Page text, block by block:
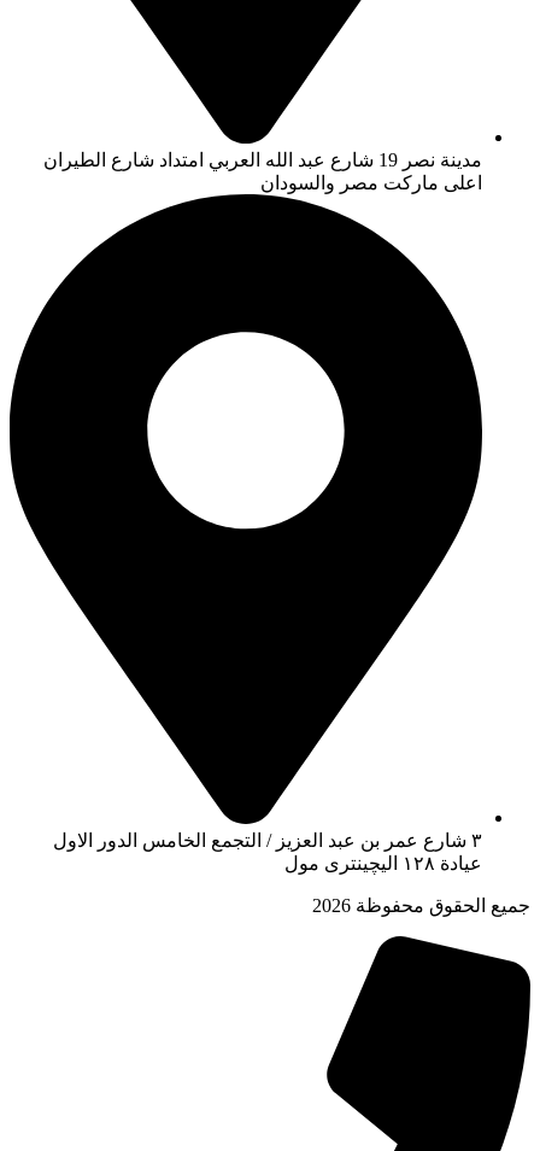
مدينة نصر 19 شارع عبد الله العربي امتداد شارع الطيران
اعلى ماركت مصر والسودان
٣ شارع عمر بن عبد العزيز / التجمع الخامس الدور الاول
عيادة ١٢٨ اليچينترى مول
جميع الحقوق محفوظة 2026